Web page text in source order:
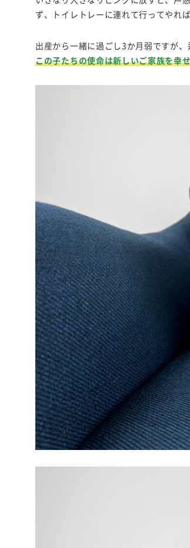
ず、トイレトレーに連れて行ってやれ
出産から一緒に過ごし3か月弱ですが
この子たちの使命は新しいご家族を幸